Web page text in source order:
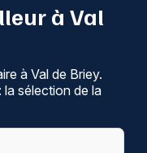
à Val
à Val de Briey.
la sélection de la